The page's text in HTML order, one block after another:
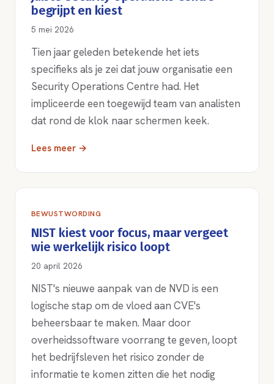
begrijpt en kiest
5 mei 2026
Tien jaar geleden betekende het iets
specifieks als je zei dat jouw organisatie een
Security Operations Centre had. Het
impliceerde een toegewijd team van analisten
dat rond de klok naar schermen keek.
Lees meer →
BEWUSTWORDING
NIST kiest voor focus, maar vergeet
wie werkelijk risico loopt
20 april 2026
NIST's nieuwe aanpak van de NVD is een
logische stap om de vloed aan CVE's
beheersbaar te maken. Maar door
overheidssoftware voorrang te geven, loopt
het bedrijfsleven het risico zonder de
informatie te komen zitten die het nodig